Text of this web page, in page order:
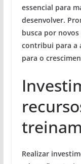
essencial para
desenvolver.
busca por
contribui para a
para o
Realizar